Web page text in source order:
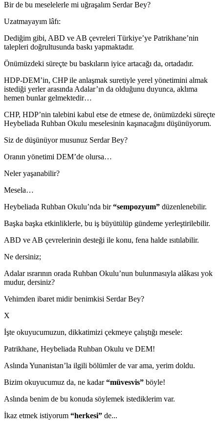
Bir de bu meselelerle mi uğraşalım Serdar Bey?
Uzatmayayım lâfı:
Dediğim gibi, ABD ve AB çevreleri Türkiye’ye Patrikhane’nin
talepleri doğrultusunda baskı yapmaktadır.
Önümüzdeki süreçte bu baskıların iyice artacağı da, ortadadır.
HDP-DEM’in, CHP ile anlaşmak suretiyle yerel yönetimini almak
istediği yerler arasında Adalar’ın da olduğunu duyunca, aklıma
hemen bunlar gelmektedir…
CHP, HDP’nin talebini kabul etse de etmese de, önümüzdeki süreçte
Heybeliada Ruhban Okulu meselesinin kaşınacağını düşünüyorum.
Siz de düşünüyor musunuz Serdar Bey?
Oranın yönetimi DEM’de olursa…
Neler yaşanabilir?
Mesela…
Heybeliada Ruhban Okulu’nda bir“sempozyum” düzenlenebilir.
Başka başka etkinliklerle, bu iş büyütülüp gündeme yerleştirilebilir.
ABD ve AB çevrelerinin desteği ile konu, fena halde ısıtılabilir.
Ne dersiniz;
Adalar ısrarının orada Ruhban Okulu’nun bulunmasıyla alâkası yok
mudur, dersiniz?
Vehimden ibaret midir benimkisi Serdar Bey?
X
İşte okuyucumuzun, dikkatimizi çekmeye çalıştığı mesele:
Patrikhane, Heybeliada Ruhban Okulu ve DEM!
Aslında Yunanistan’la ilgili bölümler de var ama, yerim doldu.
Bizim okuyucumuz da, ne kadar“müvesvis” böyle!
Aslında benim de bu konuda söylemek istediklerim var.
İkaz etmek istiyorum “herkesi” de...